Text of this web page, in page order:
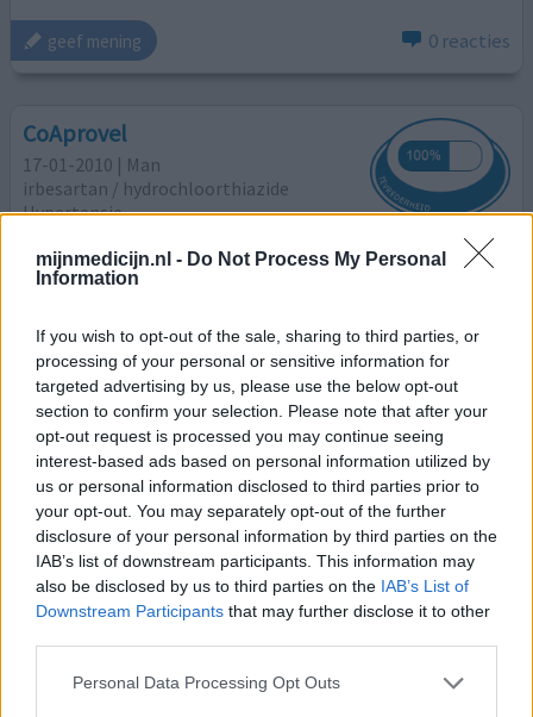
mijnmedicijn.nl - Do Not Process My Personal
Information
If you wish to opt-out of the sale, sharing to third parties, or
processing of your personal or sensitive information for
targeted advertising by us, please use the below opt-out
section to confirm your selection. Please note that after your
opt-out request is processed you may continue seeing
interest-based ads based on personal information utilized by
us or personal information disclosed to third parties prior to
your opt-out. You may separately opt-out of the further
disclosure of your personal information by third parties on the
IAB’s list of downstream participants. This information may
also be disclosed by us to third parties on the IAB’s List of
Downstream Participants that may further disclose it to other
Personal Data Processing Opt Outs
geef mening 0 reacties
CoAprovel
17-01-2010 | Man
irbesartan / hydrochloorthiazide
Hypertensie
Effectiviteit
Hoeveelheid bijwerkingen
geef mening 0 reacties
CoAprovel
30-12-2009 | Man
irbesartan / hydrochloorthiazide
Te hoge bloeddruk
Effectiviteit
Hoeveelheid bijwerkingen